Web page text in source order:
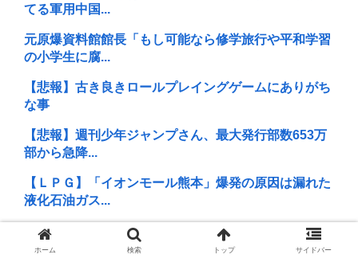
てる軍用中国...
元原爆資料館館長「もし可能なら修学旅行や平和学習
の小学生に腐...
【悲報】古き良きロールプレイングゲームにありがち
な事
【悲報】週刊少年ジャンプさん、最大発行部数653万
部から急降...
【ＬＰＧ】「イオンモール熊本」爆発の原因は漏れた
液化石油ガス...
【原爆の日】へいわをかえせ
ホーム 検索 トップ サイドバー